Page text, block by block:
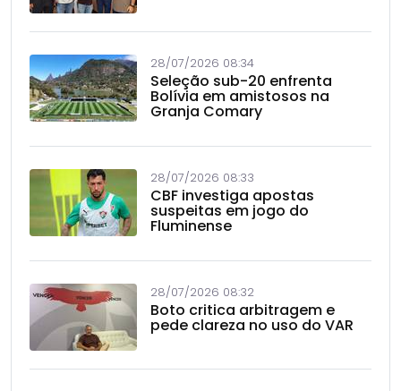
28/07/2026 08:34
Seleção sub-20 enfrenta
Bolívia em amistosos na
Granja Comary
28/07/2026 08:33
CBF investiga apostas
suspeitas em jogo do
Fluminense
28/07/2026 08:32
Boto critica arbitragem e
pede clareza no uso do VAR